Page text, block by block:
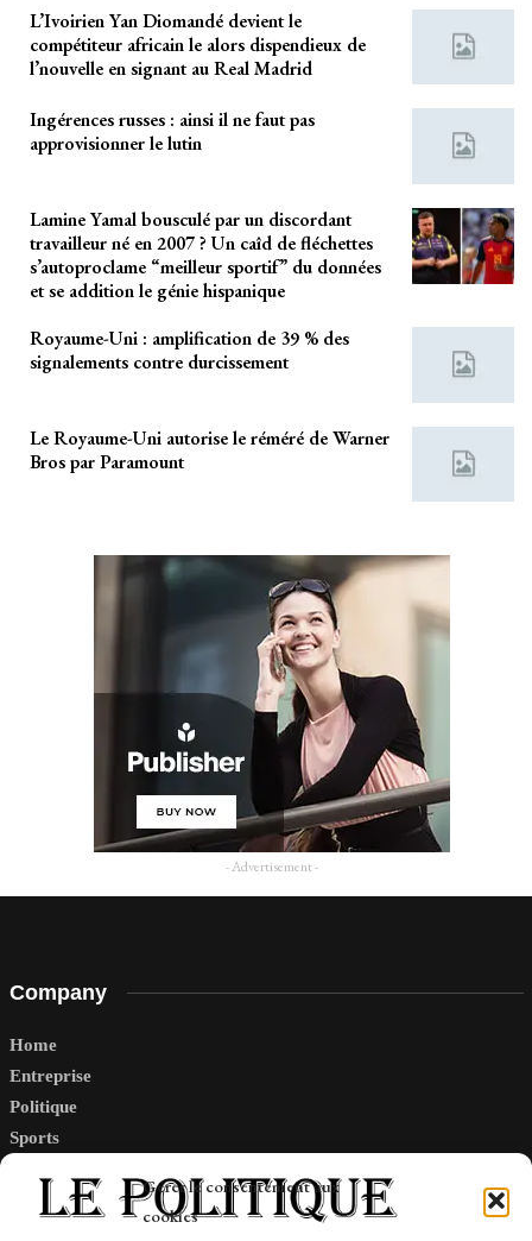
Gérer le consentement aux
cookies
L’Ivoirien Yan Diomandé devient le
compétiteur africain le alors dispendieux de
l’nouvelle en signant au Real Madrid
Ingérences russes : ainsi il ne faut pas
approvisionner le lutin
Lamine Yamal bousculé par un discordant
travailleur né en 2007 ? Un caîd de fléchettes
s’autoproclame “meilleur sportif” du données
et se addition le génie hispanique
Royaume-Uni : amplification de 39 % des
signalements contre durcissement
Le Royaume-Uni autorise le réméré de Warner
Bros par Paramount
- Advertisement -
Company
Home
Entreprise
Politique
Sports